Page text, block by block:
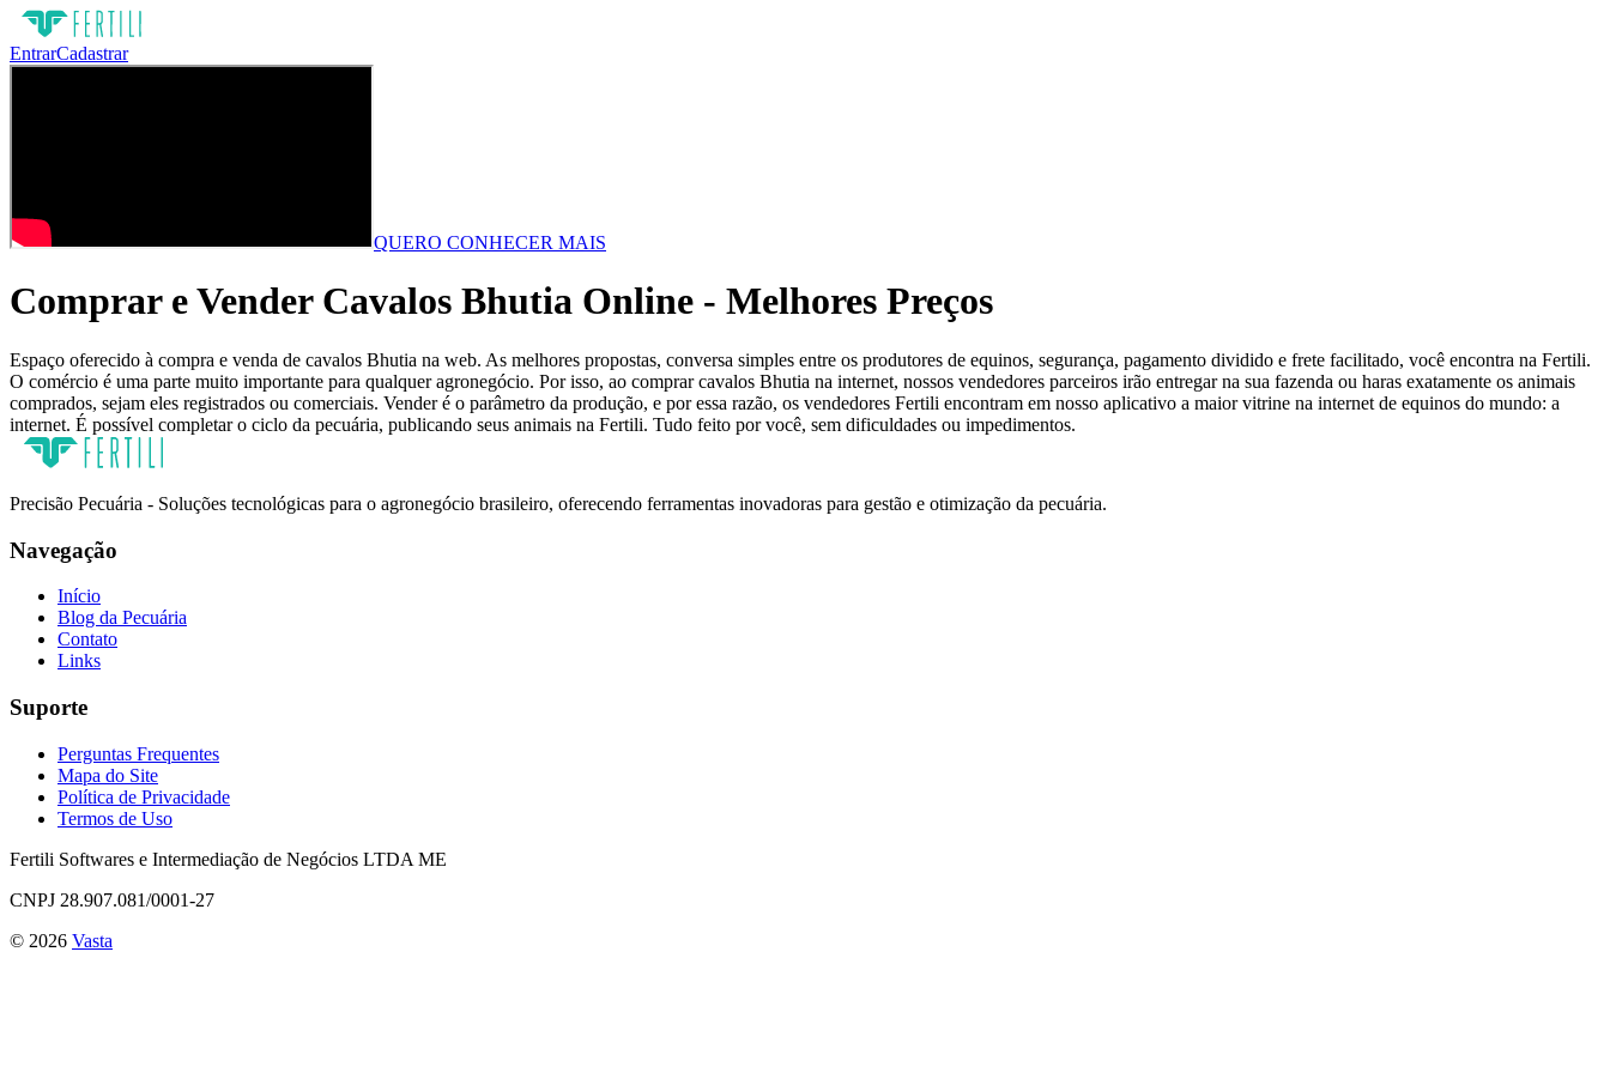
EntrarCadastrar
QUERO CONHECER MAIS
Comprar e Vender Cavalos Bhutia Online - Melhores Preços
Espaço oferecido à compra e venda de cavalos Bhutia na web. As melhores propostas, conversa simples entre os produtores de equinos, segurança, pagamento dividido e frete facilitado, você encontra na Fertili.
O comércio é uma parte muito importante para qualquer agronegócio. Por isso, ao comprar cavalos Bhutia na internet, nossos vendedores parceiros irão entregar na sua fazenda ou haras exatamente os animais
comprados, sejam eles registrados ou comerciais. Vender é o parâmetro da produção, e por essa razão, os vendedores Fertili encontram em nosso aplicativo a maior vitrine na internet de equinos do mundo: a
internet. É possível completar o ciclo da pecuária, publicando seus animais na Fertili. Tudo feito por você, sem dificuldades ou impedimentos.
Precisão Pecuária - Soluções tecnológicas para o agronegócio brasileiro, oferecendo ferramentas inovadoras para gestão e otimização da pecuária.
Navegação
Início
Blog da Pecuária
Contato
Links
Suporte
Perguntas Frequentes
Mapa do Site
Política de Privacidade
Termos de Uso
Fertili Softwares e Intermediação de Negócios LTDA ME
CNPJ 28.907.081/0001-27
© 2026 Vasta